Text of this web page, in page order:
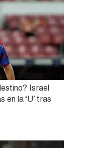
Israel
en la ‘U’ tras